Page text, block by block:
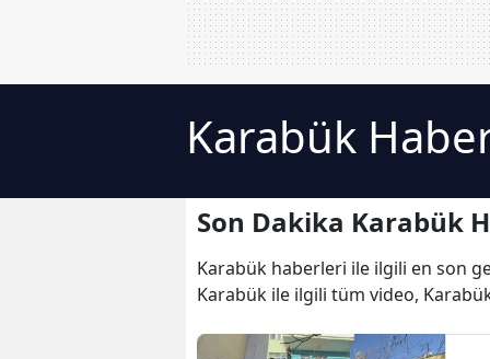
Karabük
Son Dakika Karabük
Karabük haberleri ile ilgili en son
Karabük ile ilgili tüm video,